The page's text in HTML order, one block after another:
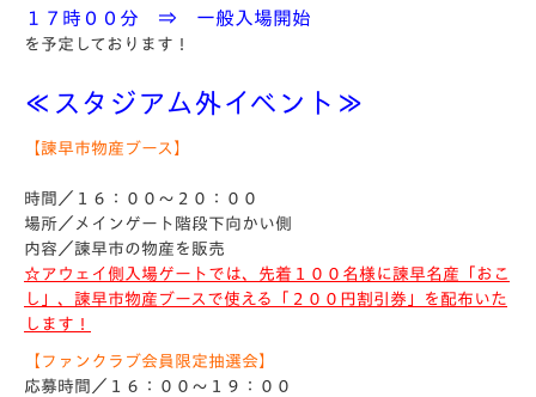
１７時００分 ⇒ 一般入場開始
を予定しております！
≪スタジアム外イベント≫
【諫早市物産ブース】
時間／１６：００～２０：００
場所／メインゲート階段下向かい側
内容／諫早市の物産を販売
☆アウェイ側入場ゲートでは、先着１００名様に諫早名産「おこ
し」、諫早市物産ブースで使える「２００円割引券」を配布いた
します！
【ファンクラブ会員限定抽選会】
応募時間／１６：００～１９：００